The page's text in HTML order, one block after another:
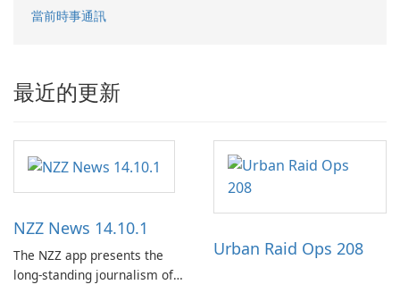
當前時事通訊
最近的更新
NZZ News 14.10.1
The NZZ app presents the
long-standing journalism of
Urban Raid Ops 208